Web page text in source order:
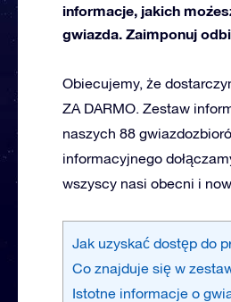
informacje, jakich
gwiazda. Zaimponuj
Obiecujemy, że
ZA DARMO. Zestaw
naszych 88
informacyjnego
wszyscy nasi obecni i
Jak uzyskać dostęp do
Co znajduje się w
Istotne informacje o